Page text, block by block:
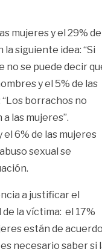
mujeres y el 29% de
siguiente idea: “Si
no se puede decir
y el 5% de las
borrachos no
las mujeres”.
el 6% de las mujeres
sexual se
a justificar el
la víctima: el 17%
están de
necesario saber si